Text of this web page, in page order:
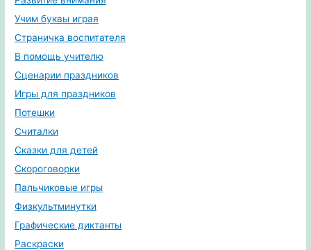
Учим буквы играя
Страничка воспитателя
В помощь учителю
Сценарии праздников
Игры для праздников
Потешки
Считалки
Сказки для детей
Скороговорки
Пальчиковые игры
Физкультминутки
Графические диктанты
Раскраски